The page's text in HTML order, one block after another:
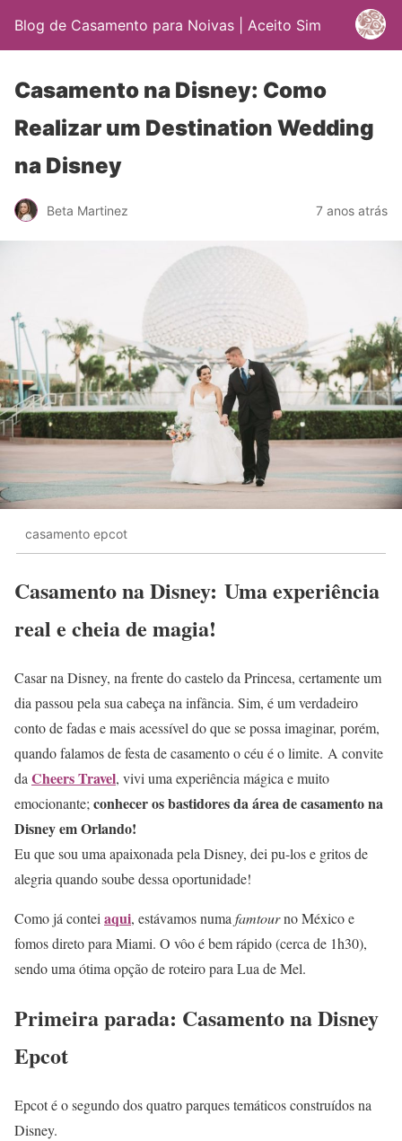
Blog de Casamento para Noivas | Aceito Sim
Casamento na Disney: Como
Realizar um Destination Wedding
na Disney
Beta Martinez 7 anos atrás
casamento epcot
Casamento na Disney: Uma experiência
real e cheia de magia!
Casar na Disney, na frente do castelo da Princesa, certamente um
dia passou pela sua cabeça na infância. Sim, é um verdadeiro
conto de fadas e mais acessível do que se possa imaginar, porém,
quando falamos de festa de casamento o céu é o limite. A convite
da Cheers Travel, vivi uma experiência mágica e muito
emocionante; conhecer os bastidores da área de casamento na
Disney em Orlando!
Eu que sou uma apaixonada pela Disney, dei pu-los e gritos de
alegria quando soube dessa oportunidade!
Como já contei aqui, estávamos numa famtourno México e
fomos direto para Miami. O vôo é bem rápido (cerca de 1h30),
sendo uma ótima opção de roteiro para Lua de Mel.
Primeira parada: Casamento na Disney
Epcot
Epcot é o segundo dos quatro parques temáticos construídos na
Disney.